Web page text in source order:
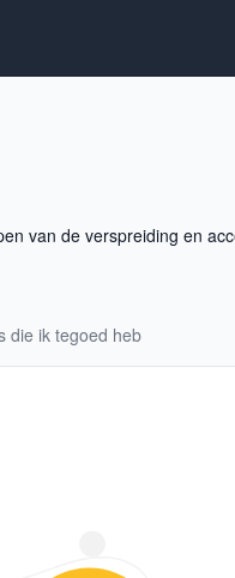
van de verspreiding en
die ik tegoed heb